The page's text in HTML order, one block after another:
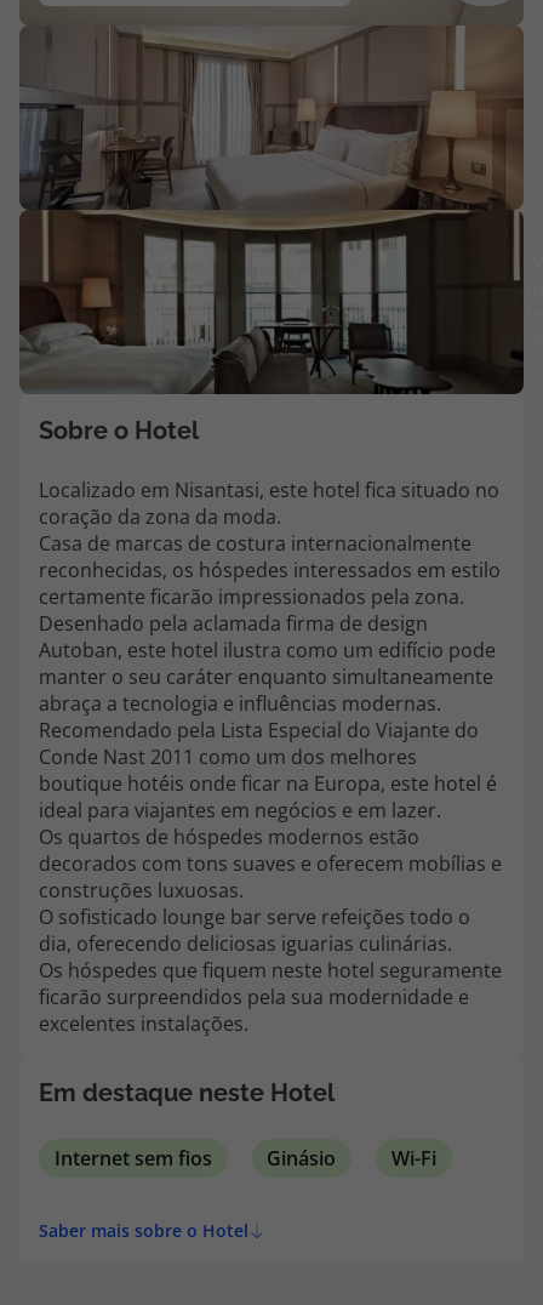
Blog TopViagens
Área de Cliente
Contactos
Apoio ao cliente em Portugal
Custo de uma chamada para a rede fixa nacional.
Apoio ao cliente no Estrangeiro
218 925 471
Custo de uma chamada para a rede fixa nacional.
A sua agência de viagens Top Atlântico tem a preocupação de estar
sempre mais perto de si, para maior comodidade e total facilidade
na marcação das suas viagens, tem ainda ao seu dispor o nosso call
center a funcionar todos os dias úteis das 10:00 às 20:00 e Sábado
das 10:00 às 14:00.
topatlantico@topatlantico.com
Sobre o Hotel
Localizado em Nisantasi, este hotel fica situado no
coração da zona da moda.
Casa de marcas de costura internacionalmente
reconhecidas, os hóspedes interessados em estilo
certamente ficarão impressionados pela zona.
Desenhado pela aclamada firma de design
Autoban, este hotel ilustra como um edifício pode
manter o seu caráter enquanto simultaneamente
abraça a tecnologia e influências modernas.
Recomendado pela Lista Especial do Viajante do
Conde Nast 2011 como um dos melhores
boutique hotéis onde ficar na Europa, este hotel é
ideal para viajantes em negócios e em lazer.
Os quartos de hóspedes modernos estão
decorados com tons suaves e oferecem mobílias e
construções luxuosas.
O sofisticado lounge bar serve refeições todo o
dia, oferecendo deliciosas iguarias culinárias.
Os hóspedes que fiquem neste hotel seguramente
ficarão surpreendidos pela sua modernidade e
excelentes instalações.
Em destaque neste Hotel
Internet sem fios Ginásio Wi-Fi
Saber mais sobre o Hotel